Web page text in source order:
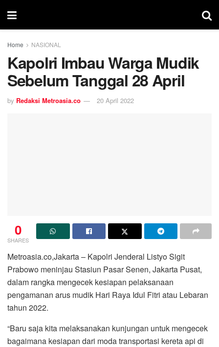
Home NASIONAL
Kapolri Imbau Warga Mudik
Sebelum Tanggal 28 April
by Redaksi Metroasia.co 20 April 2022
0
SHARES
Metroasia.co,Jakarta – Kapolri Jenderal Listyo Sigit
Prabowo meninjau Stasiun Pasar Senen, Jakarta Pusat,
dalam rangka mengecek kesiapan pelaksanaan
pengamanan arus mudik Hari Raya Idul Fitri atau Lebaran
tahun 2022.
“Baru saja kita melaksanakan kunjungan untuk mengecek
bagaimana kesiapan dari moda transportasi kereta api di